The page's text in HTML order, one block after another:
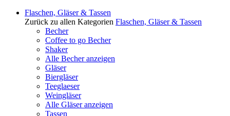
Flaschen, Gläser & Tassen
Zurück zu allen Kategorien Flaschen, Gläser & Tassen
Becher
Coffee to go Becher
Shaker
Alle Becher anzeigen
Gläser
Biergläser
Teeglaeser
Weingläser
Alle Gläser anzeigen
Tassen